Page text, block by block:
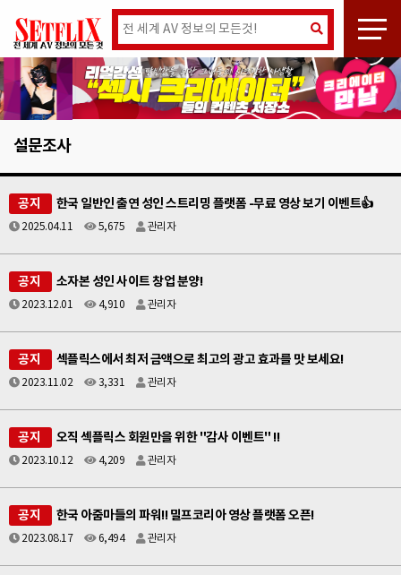
설문조사
공지 한국 일반인 출연 성인 스트리밍 플랫폼 -무료 영상 보기 이벤트👍
2025.04.11 5,675 관리자
공지 소자본 성인 사이트 창업 분양!
2023.12.01 4,910 관리자
공지 섹플릭스에서 최저 금액으로 최고의 광고 효과를 맛 보세요!
2023.11.02 3,331 관리자
공지 오직 섹플릭스 회원만을 위한 "감사 이벤트" !!
2023.10.12 4,209 관리자
공지 한국 아줌마들의 파워!! 밀프코리아 영상 플랫폼 오픈!
2023.08.17 6,494 관리자